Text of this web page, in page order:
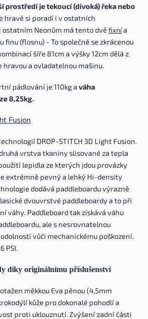
prostředí je tekoucí (divoká) řeka nebo
hravě si poradí i v ostatních
ostatním Neonům má tento dvě fixnía
finu (flosnu) - To společně se zkrácenou
šíře 81cm a výšky 12cm dělá z
hravou a ovladatelnou mašinu.
pádlování je 110kg a váha
8,25kg.
Fusion
DROP-STITCH 3D Light Fusion.
druhá vrstva tkaniny slisované za tepla
lepidla ze kterých jdou provázky
extrémně pevný a lehký Hi-density
dodává paddleboardu výrazně
dvouvrstvé paddleboardy a to při
váhy. Paddleboard tak získává váhu
ale s nesrovnatelnou
vůči mechanickému poškození.
PSI.
díky originálnímu příslušenství
měkkou Eva pěnou (4,5mm
kůže pro dokonalé pohodlí a
proti uklouznutí. Zvýšení zadní části